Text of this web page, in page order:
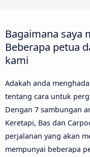
Bagaimana saya
Beberapa petua
kami
Adakah anda
tentang cara untuk
Dengan 7 sambungan
Keretapi, Bas dan
perjalanan yang akan
mempunyai beberapa